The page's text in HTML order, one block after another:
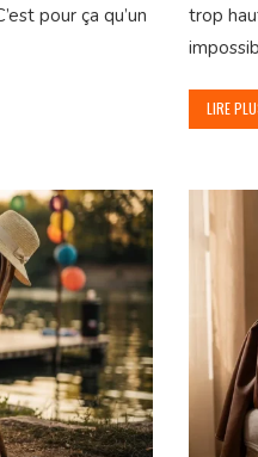
pour ça qu’un
trop
LIRE